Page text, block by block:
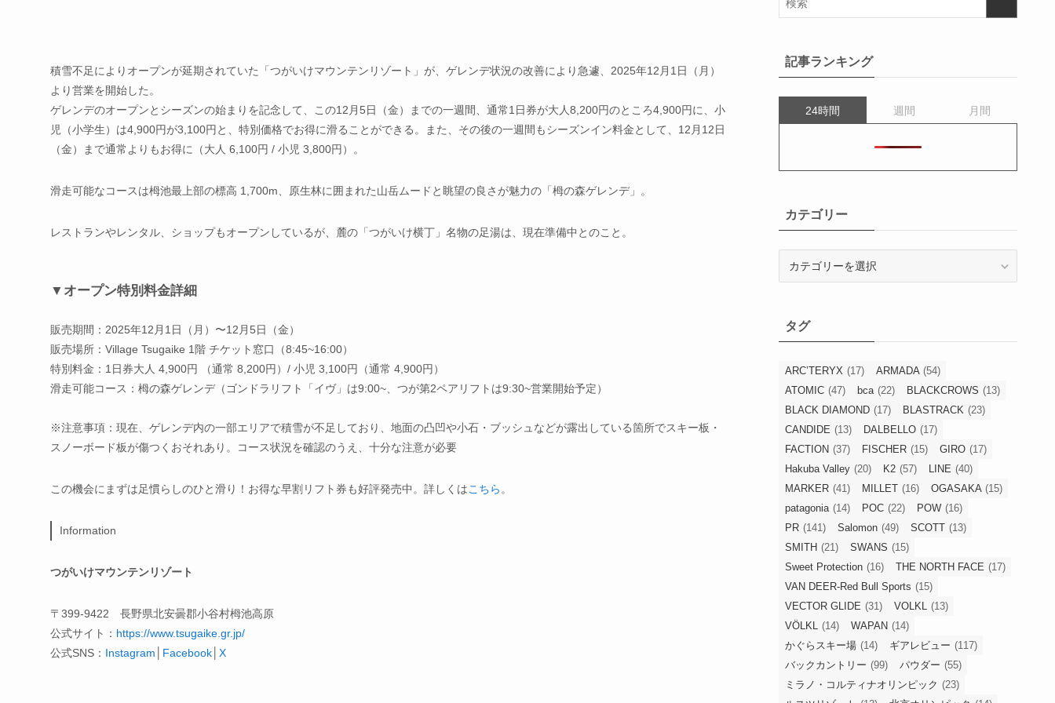
積雪不足によりオープンが延期されていた「つがいけマウンテンリゾート」が、ゲレンデ状況の改善により急遽、2025年12月1日（月）
より営業を開始した。
ゲレンデのオープンとシーズンの始まりを記念して、この12月5日（金）までの一週間、通常1日券が大人8,200円のところ4,900円に、小
児（小学生）は4,900円が3,100円と、特別価格でお得に滑ることができる。また、その後の一週間もシーズンイン料金として、12月12日
（金）まで通常よりもお得に（大人 6,100円 / 小児 3,800円）。
滑走可能なコースは栂池最上部の標高 1,700m、原生林に囲まれた山岳ムードと眺望の良さが魅力の「栂の森ゲレンデ」。
レストランやレンタル、ショップもオープンしているが、麓の「つがいけ横丁」名物の足湯は、現在準備中とのこと。
▼オープン特別料金詳細
販売期間：2025年12月1日（月）〜12月5日（金）
販売場所：Village Tsugaike 1階 チケット窓口（8:45~16:00）
特別料金：1日券大人 4,900円 （通常 8,200円）/ 小児 3,100円（通常 4,900円）
滑走可能コース：栂の森ゲレンデ（ゴンドラリフト「イヴ」は9:00~、つが第2ペアリフトは9:30~営業開始予定）
※注意事項：現在、ゲレンデ内の一部エリアで積雪が不足しており、地面の凸凹や小石・ブッシュなどが露出している箇所でスキー板・
スノーボード板が傷つくおそれあり。コース状況を確認のうえ、十分な注意が必要
この機会にまずは足慣らしのひと滑り！お得な早割リフト券も好評発売中。詳しくはこちら 。
Information
つがいけマウンテンリゾート
〒399-9422 長野県北安曇郡小谷村栂池高原
公式サイト： https://www.tsugaike.gr.jp/
公式SNS： Instagram Facebook X
記事ランキング
24時間 週間 月間
カテゴリー
ータグ
ARC’TERYX (17) ARMADA (54)
ATOMIC (47) bca (22) BLACKCROWS (13)
BLACK DIAMOND (17) BLASTRACK (23)
CANDIDE (13) DALBELLO (17)
FACTION (37) FISCHER (15) GIRO (17)
Hakuba Valley (20) K2 (57) LINE (40)
MARKER (41) MILLET (16) OGASAKA (15)
patagonia (14) POC (22) POW (16)
PR (141) Salomon (49) SCOTT (13)
SMITH (21) SWANS (15)
Sweet Protection (16) THE NORTH FACE (17)
VAN DEER-Red Bull Sports (15)
VECTOR GLIDE (31) VOLKL (13)
VÖLKL (14) WAPAN (14)
かぐらスキー場 (14) ギアレビュー (117)
バックカントリー (99) パウダー (55)
ミラノ・コルティナオリンピック (23)